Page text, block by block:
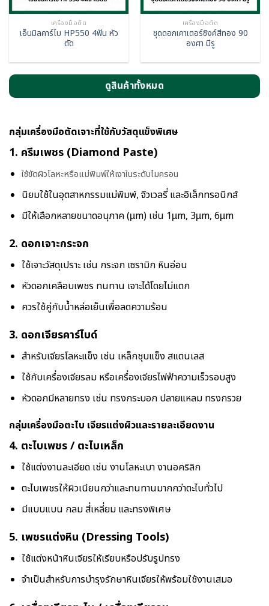
เครื่องมือตัด
เอ็นมิลคาร์ไบ HP550 4ฟัน หัว
ตัด
เครื่องมือตัด
ชุดดอกเคาเตอร์ซิงค์สีทอง 90
องศา มีรู
ดูสินค้าทั้งหมด
กลุ่มเครื่องมือตัดเจาะที่ใช้กับวัสดุแข็งพิเศษ
1. ครีมเพชร (Diamond Paste)
ใช้ขัดผิวโลหะหรือแม่พิมพ์ให้เงาในระดับไมครอน
นิยมใช้ในอุตสาหกรรมแม่พิมพ์, จิวเวลรี่ และอิเล็กทรอนิกส์
มีให้เลือกหลายขนาดอนุภาค (µm) เช่น 1µm, 3µm, 6µm
2. ดอกเจาะกระจก
ใช้เจาะวัสดุเปราะ เช่น กระจก เซรามิก หินอ่อน
หัวดอกเคลือบเพชร ทนทาน เจาะได้โดยไม่แตก
ควรใช้คู่กับน้ำหล่อเย็นเพื่อลดความร้อน
3. ดอกเจียรคาร์ไบด์
สำหรับเจียรโลหะแข็ง เช่น เหล็กชุบแข็ง สแตนเลส
ใช้กับเครื่องเจียรลม หรือเครื่องเจียรไฟฟ้าความเร็วรอบสูง
หัวดอกมีหลายทรง เช่น ทรงกระบอก ปลายแหลม ทรงกรวย
กลุ่มเครื่องมือตะไบ เจียรแต่งผิวและรายละเอียดงาน
4. ตะไบเพชร / ตะไบเหล็ก
ใช้แต่งงานละเอียด เช่น งานโลหะเบา งานอคริลิก
ตะไบเพชรให้ผิวเนียนกว่าและทนทานมากกว่าตะไบทั่วไป
มีแบบแบน กลม สี่เหลี่ยม และทรงพิเศษ
5. เพชรแต่งหิน (Dressing Tools)
ใช้แต่งหน้าหินเจียรให้เรียบหรือปรับรูปทรง
จำเป็นสำหรับการบำรุงรักษาหินเจียรให้พร้อมใช้งานเสมอ